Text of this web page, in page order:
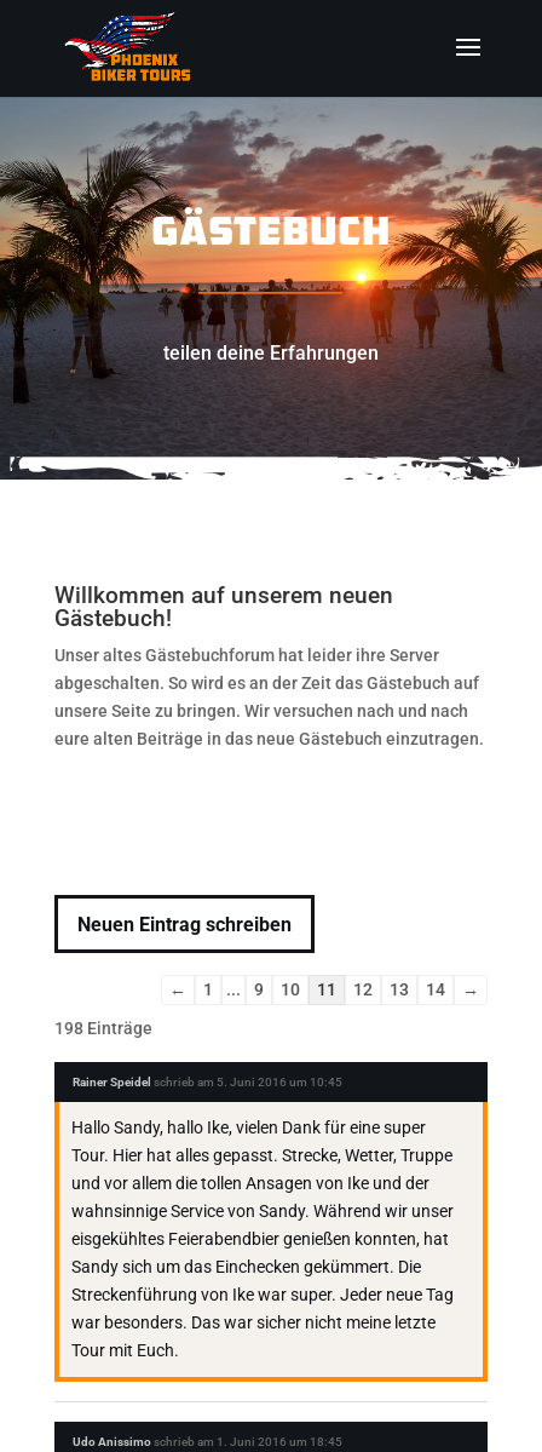
GÄSTEBUCH
_________________
teilen deine Erfahrungen
Willkommen auf unserem neuen
Gästebuch!
Unser altes Gästebuchforum hat leider ihre Server
abgeschalten. So wird es an der Zeit das Gästebuch auf
unsere Seite zu bringen. Wir versuchen nach und nach
eure alten Beiträge in das neue Gästebuch einzutragen.
Navigation
← 1 ... 9 10 11 12 13 14
→
198 Einträge
Rainer Speidel schrieb am 5. Juni 2016 um 10:45
Hallo Sandy, hallo Ike, vielen Dank für eine super
Tour. Hier hat alles gepasst. Strecke, Wetter, Truppe
und vor allem die tollen Ansagen von Ike und der
wahnsinnige Service von Sandy. Während wir unser
eisgekühltes Feierabendbier genießen konnten, hat
Sandy sich um das Einchecken gekümmert. Die
Streckenführung von Ike war super. Jeder neue Tag
war besonders. Das war sicher nicht meine letzte
Tour mit Euch.
Udo Anissimoschrieb am 1. Juni 2016 um 18:45